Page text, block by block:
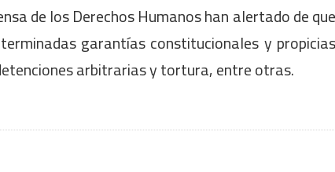
de los Derechos Humanos han alertado de que
garantías constitucionales y propicias
arbitrarias y tortura, entre otras.